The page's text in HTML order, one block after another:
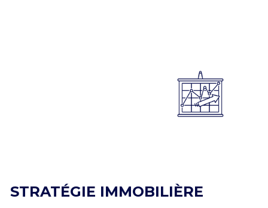
STRATÉGIE IMMOBILIÈRE